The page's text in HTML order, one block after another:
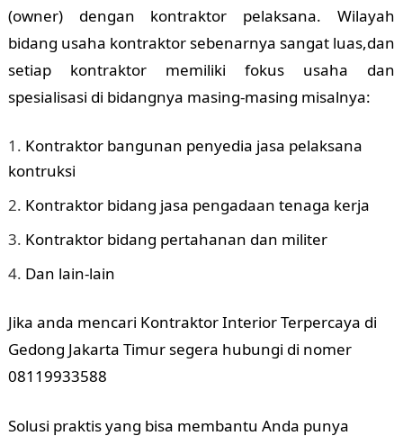
(owner) dengan kontraktor pelaksana. Wilayah
bidang usaha kontraktor sebenarnya sangat luas,dan
setiap kontraktor memiliki fokus usaha dan
spesialisasi di bidangnya masing-masing misalnya:
Kontraktor bangunan penyedia jasa pelaksana
kontruksi
Kontraktor bidang jasa pengadaan tenaga kerja
Kontraktor bidang pertahanan dan militer
Dan lain-lain
Jika anda mencari Kontraktor Interior Terpercaya di
Gedong Jakarta Timur segera hubungi di nomer
08119933588
Solusi praktis yang bisa membantu Anda punya